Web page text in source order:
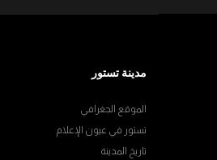
مدينة تستور
الموقع الجغرافي
تستور في عيون الإعلام
تاريخ المدينة